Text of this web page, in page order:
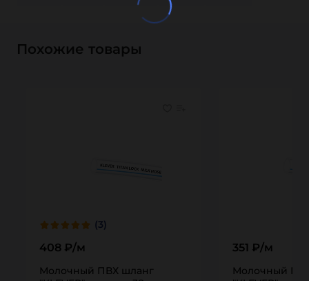
Похожие товары
(3)
408 ₽/м
Молочный ПВХ шланг
351 ₽/м
Молочный